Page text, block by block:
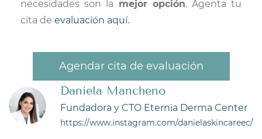
necesidades son la mejor opción. Agenta tu
cita de evaluación aquí.
Agendar cita de evaluación
Daniela Mancheno
Fundadora y CTO Eternia Derma Center
https://www.instagram.com/danielaskincareec/